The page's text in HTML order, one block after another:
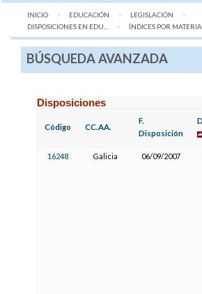
INICIO EDUCACIÓN
LEGISLACIÓN
DISPOSICIONES EN EDU...
AQUÍ:
ÍNDICES POR
BÚSQUEDA AVANZADA
Disposiciones
Código CC.AA.
F.
Disposición
16248 Galicia 06/09/2007